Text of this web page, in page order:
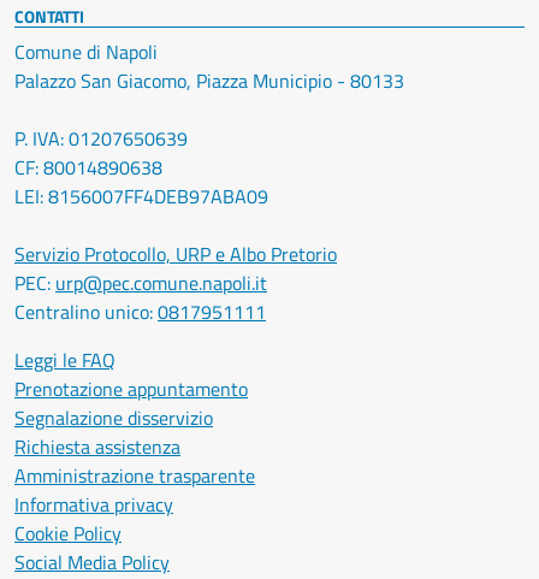
CONTATTI
Comune di Napoli
Palazzo San Giacomo, Piazza Municipio - 80133
P. IVA: 01207650639
CF: 80014890638
LEI: 8156007FF4DEB97ABA09
Servizio Protocollo, URP e Albo Pretorio
PEC: urp@pec.comune.napoli.it
Centralino unico:0817951111
Leggi le FAQ
Prenotazione appuntamento
Segnalazione disservizio
Richiesta assistenza
Amministrazione trasparente
Informativa privacy
Cookie Policy
Social Media Policy